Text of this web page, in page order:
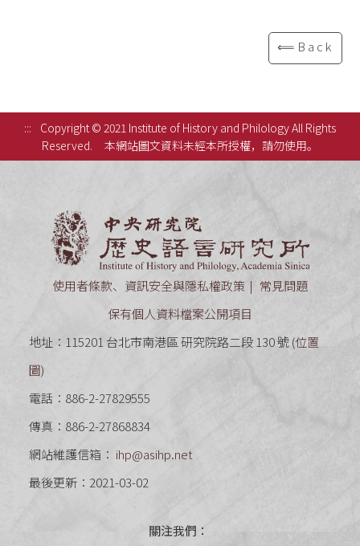
⟸Back
:::
Copyright © 2021 Institute of History and Philology All Rights
Reserved.
本網站圖文資料未經本所授權，請勿使用。
使用者條款、資訊安全與隱私權政策
常見問題
保有個人資料檔案公開項目
地址：115201 台北市南港區 研究院路二段 130 號 (位置
圖)
電話：886-2-27829555
傳真：886-2-27868834
網站維護信箱： ihp@asihp.net
最後更新：2021-03-02
關注我們：